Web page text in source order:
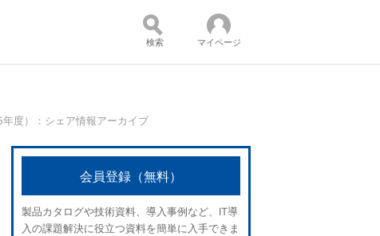
コンテンツ：
検索 マイページ
度）：シェア情報アーカイブ
会員登録（無料）
製品カタログや技術資料、導入事例など、IT導
入の課題解決に役立つ資料を簡単に入手できま